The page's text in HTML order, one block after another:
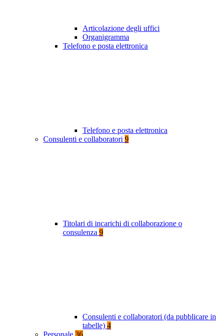
Articolazione degli uffici
Organigramma
Telefono e posta elettronica
Telefono e posta elettronica
Consulenti e collaboratori 9
Titolari di incarichi di collaborazione o
consulenza 9
Consulenti e collaboratori (da pubblicare in
tabelle) 4